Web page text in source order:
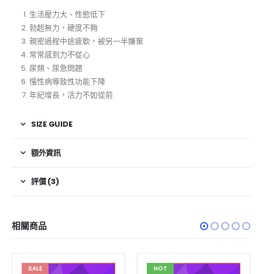
生活壓力大、性慾低下
勃起無力，硬度不夠
親密過程中途疲軟，被另一半嫌棄
常常感到力不從心
尿頻、尿急問題
慢性病導致性功能下降
年紀增長，活力不如從前
SIZE GUIDE
額外資訊
評價 (3)
相關商品
SALE
HOT